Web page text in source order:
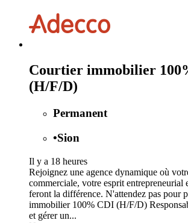
Courtier immobilier
(H/F/D)
Permanent
•Sion
Il y a 18 heures
Rejoignez une agence dynamique où
commerciale, votre esprit entrepreneurial
feront la différence. N'attendez pas pour
immobilier 100% CDI (H/F/D)
et gérer un...